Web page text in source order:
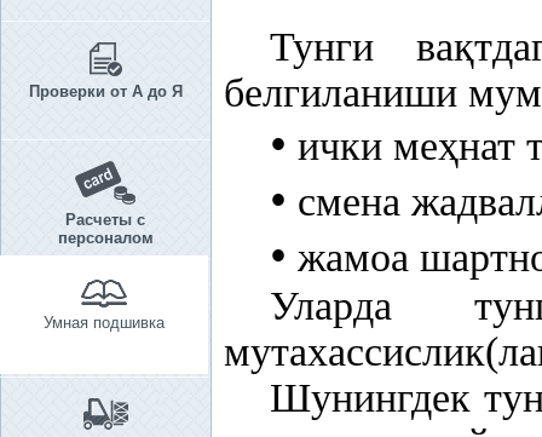
Проверки от А до Я
Расчеты с
персоналом
Умная подшивка
Тунги вақ
белгиланиши
• ички меҳнат
• смена
• жамоа
Уларда
Шунингдек